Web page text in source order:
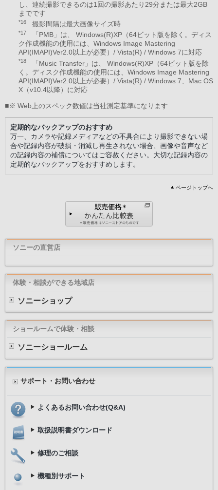
し、連続撮影できるのは1回の撮影あたり29分または最大2GB
までです
*16 撮影間隔は最大画像サイズ時
*17
「PMB」は、 Windows(R)XP（64ビット版を除く。ディス
ク作成機能の使用には、Windows Image Mastering
API(IMAPI)Ver2.0以上が必要）/ Vista(R) / Windows 7に対応
*18
「Music Transfer」は、 Windows(R)XP（64ビット版を除
く。ディスク作成機能の使用には、Windows Image Mastering
API(IMAPI)Ver2.0以上が必要）/ Vista(R) / Windows 7、Mac OS
X（v10.4以降）に対応
■※ Web上のスペック数値は当社測定基準になります
定期的なバックアップのおすすめ
万一、カメラや記録メディアなどの不具合により撮影できない場
合や記録内容が破損・消滅し再生されない場合、画像や音声など
の記録内容の補償についてはご容赦ください。大切な記録内容の
定期的なバックアップをおすすめします。
ページトップへ
ソニーの直営店
体験・相談ができる地域店
ソニーショップ
ショールームで体験・相談
ソニーショールーム
サポート・お問い合わせ
よくあるお問い合わせ(Q&A)
取扱説明書ダウンロード
修理のご相談
機種別サポート